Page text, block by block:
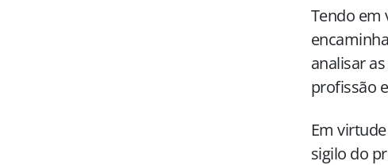
Tendo em
analisar
profissão
Em
sigilo do